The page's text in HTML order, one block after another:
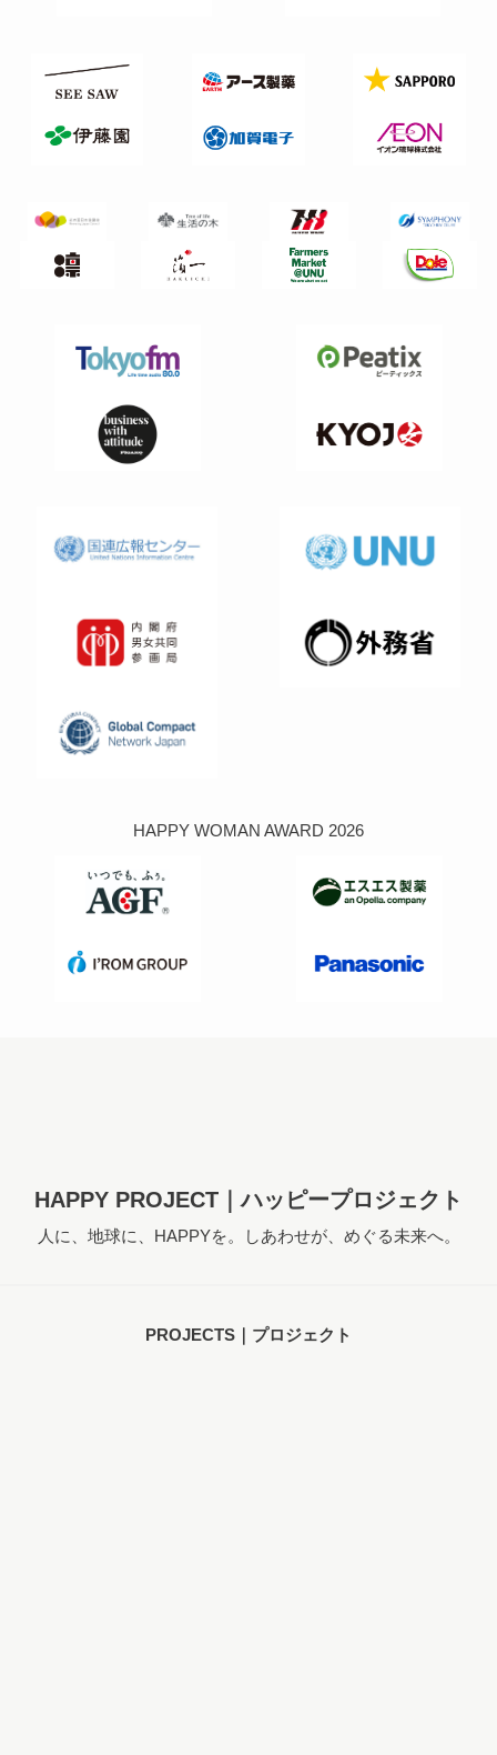
HAPPY WOMAN AWARD 2026
HAPPY PROJECT｜ハッピープロジェクト
人に、地球に、HAPPYを。しあわせが、めぐる未来へ。
PROJECTS｜プロジェクト